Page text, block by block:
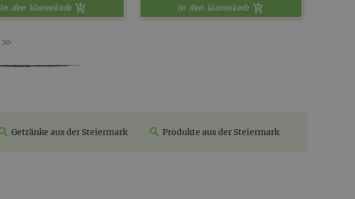
In den Warenkorb In den Warenkorb
Getränke aus der Steiermark Produkte aus der Steiermark